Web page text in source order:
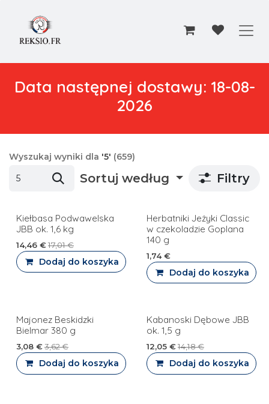
Data następnej dostawy: 18-08-
2026
Wyszukaj wyniki dla '5' (659)
Sortuj według Filtry
Kiełbasa Podwawelska
JBB ok. 1,6 kg
14,46 €17,01€
Dodaj do koszyka
PROMOCJA
Herbatniki Jeżyki Classic
w czekoladzie Goplana
140 g
1,74€
Dodaj do koszyka
Nowość!
Majonez Beskidzki
Bielmar 380 g
3,08 €3,62€
Dodaj do koszyka
Kabanoski Dębowe JBB
ok. 1,5 g
12,05€14,18€
Dodaj do koszyka